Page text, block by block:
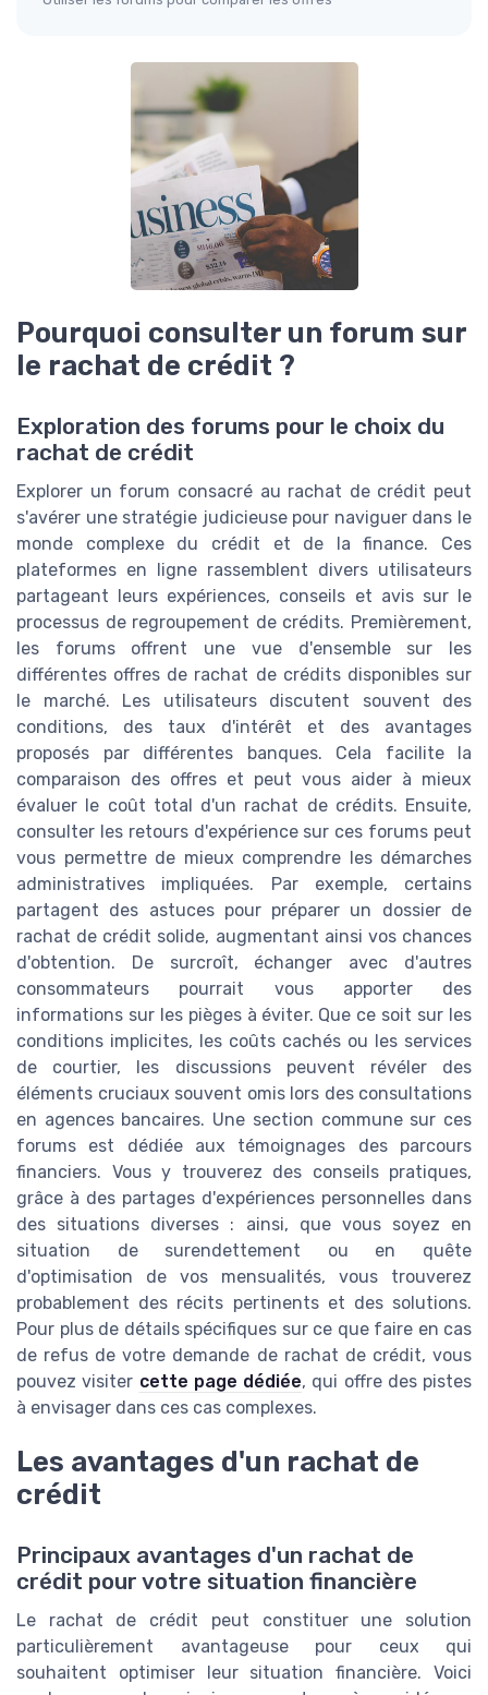
Pourquoi consulter un forum sur
le rachat de crédit ?
Exploration des forums pour le choix du
rachat de crédit
Explorer un forum consacré au rachat de crédit peut
s'avérer une stratégie judicieuse pour naviguer dans le
monde complexe du crédit et de la finance. Ces
plateformes en ligne rassemblent divers utilisateurs
partageant leurs expériences, conseils et avis sur le
processus de regroupement de crédits. Premièrement,
les forums offrent une vue d'ensemble sur les
différentes offres de rachat de crédits disponibles sur
le marché. Les utilisateurs discutent souvent des
conditions, des taux d'intérêt et des avantages
proposés par différentes banques. Cela facilite la
comparaison des offres et peut vous aider à mieux
évaluer le coût total d'un rachat de crédits. Ensuite,
consulter les retours d'expérience sur ces forums peut
vous permettre de mieux comprendre les démarches
administratives impliquées. Par exemple, certains
partagent des astuces pour préparer un dossier de
rachat de crédit solide, augmentant ainsi vos chances
d'obtention. De surcroît, échanger avec d'autres
consommateurs pourrait vous apporter des
informations sur les pièges à éviter. Que ce soit sur les
conditions implicites, les coûts cachés ou les services
de courtier, les discussions peuvent révéler des
éléments cruciaux souvent omis lors des consultations
en agences bancaires. Une section commune sur ces
forums est dédiée aux témoignages des parcours
financiers. Vous y trouverez des conseils pratiques,
grâce à des partages d'expériences personnelles dans
des situations diverses : ainsi, que vous soyez en
situation de surendettement ou en quête
d'optimisation de vos mensualités, vous trouverez
probablement des récits pertinents et des solutions.
Pour plus de détails spécifiques sur ce que faire en cas
de refus de votre demande de rachat de crédit, vous
pouvez visiter cette page dédiée, qui offre des pistes
à envisager dans ces cas complexes.
Les avantages d'un rachat de
crédit
Principaux avantages d'un rachat de
crédit pour votre situation financière
Le rachat de crédit peut constituer une solution
particulièrement avantageuse pour ceux qui
souhaitent optimiser leur situation financière. Voici